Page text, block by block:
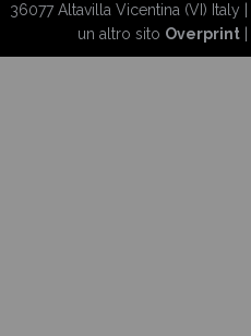
36077 Altavilla Vicentina (VI) Italy |
un altro sito Overprint